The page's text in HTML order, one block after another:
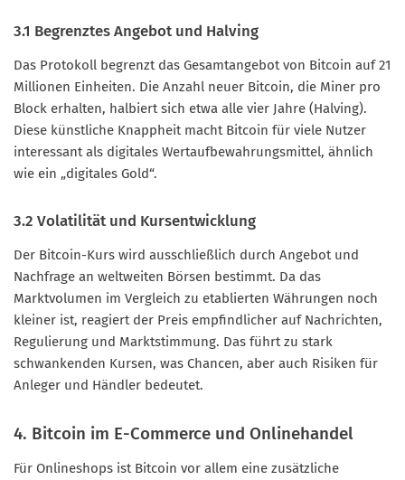
3.1 Begrenztes Angebot und Halving
Das Protokoll begrenzt das Gesamtangebot von Bitcoin auf 21
Millionen Einheiten. Die Anzahl neuer Bitcoin, die Miner pro
Block erhalten, halbiert sich etwa alle vier Jahre (Halving).
Diese künstliche Knappheit macht Bitcoin für viele Nutzer
interessant als digitales Wertaufbewahrungsmittel, ähnlich
wie ein „digitales Gold“.
3.2 Volatilität und Kursentwicklung
Der Bitcoin-Kurs wird ausschließlich durch Angebot und
Nachfrage an weltweiten Börsen bestimmt. Da das
Marktvolumen im Vergleich zu etablierten Währungen noch
kleiner ist, reagiert der Preis empfindlicher auf Nachrichten,
Regulierung und Marktstimmung. Das führt zu stark
schwankenden Kursen, was Chancen, aber auch Risiken für
Anleger und Händler bedeutet.
4. Bitcoin im E-Commerce und Onlinehandel
Für Onlineshops ist Bitcoin vor allem eine zusätzliche